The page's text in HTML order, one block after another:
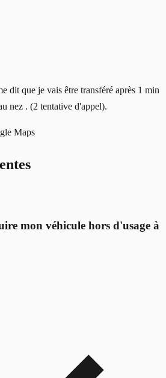
dit que je vais être transféré après 1 min
nez . (2 tentative d'appel).
Maps
mon véhicule hors d'usage à